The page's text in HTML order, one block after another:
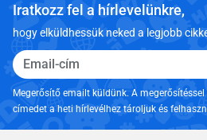
Iratkozz fel a hírlevelünkre,
hogy elküldhessük neked a legjobb
Email-cím
Megerősítő emailt küldünk. A
címedet a heti hírlevélhez tároljuk és